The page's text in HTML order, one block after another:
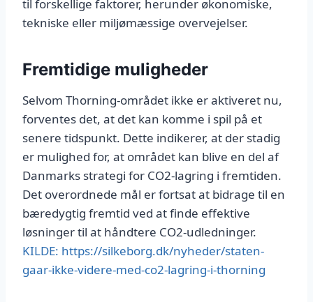
til forskellige faktorer, herunder økonomiske,
tekniske eller miljømæssige overvejelser.
Fremtidige muligheder
Selvom Thorning-området ikke er aktiveret nu,
forventes det, at det kan komme i spil på et
senere tidspunkt. Dette indikerer, at der stadig
er mulighed for, at området kan blive en del af
Danmarks strategi for CO2-lagring i fremtiden.
Det overordnede mål er fortsat at bidrage til en
bæredygtig fremtid ved at finde effektive
løsninger til at håndtere CO2-udledninger.
KILDE: https://silkeborg.dk/nyheder/staten-
gaar-ikke-videre-med-co2-lagring-i-thorning